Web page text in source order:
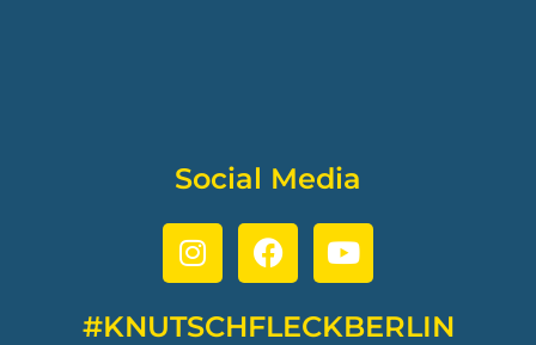
Social Media
#KNUTSCHFLECKBERLIN